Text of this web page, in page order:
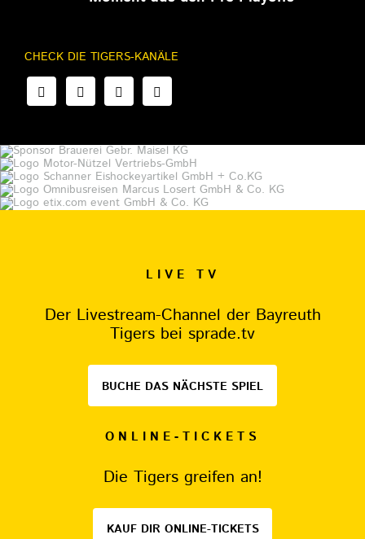
CHECK DIE TIGERS-KANÄLE
LIVE TV
Der Livestream-Channel der Bayreuth
Tigers bei sprade.tv
BUCHE DAS NÄCHSTE SPIEL
ONLINE-TICKETS
Die Tigers greifen an!
KAUF DIR ONLINE-TICKETS